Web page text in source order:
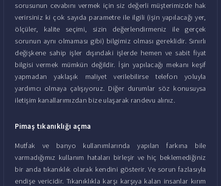
sorusunun cevabını vermek için siz değerli müşterimizde hak
verirsiniz ki çok sayıda parametre ile ilgili (işin yapılacağı yer,
ölçüler, kalite seçimi, sizin değerlendirmeniz ile gerçek
sorunun aynı olmaması gibi) bilgimiz olması gereklidir. Sınırlı
değişkene sahip işler dışındaki işlerde hemen ve sabit fiyat
bilgisi vermek mümkün değildir. İşin yapılacağı mekanı keşif
yapmadan yaklaşık maliyet verilebilirse telefon yoluyla
yardımcı olmaya çalışıyoruz. Diğer durumlar söz konusuysa
iletişim kanallarımızdan bize ulaşarak randevu alınız.
Pimaş tıkanıklığı açma
Mutfak ve banyo kullanımlarında yapılan farkına bile
varmadığımız kullanım hataları birleşir ve hiç beklemediğiniz
bir anda tıkanıklık olarak kendini gösterir. Ve sorun fazlasıyla
endişe vericidir. Tıkanıklıkla karşı karşıya kalan insanlar kırım